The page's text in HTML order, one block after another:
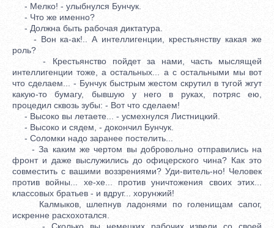
- Мелко! - улыбнулся Бунчук.
- Что же именно?
- Должна быть рабочая диктатура.
- Вон ка-ак!.. А интеллигенции, крестьянству какая же
роль?
- Крестьянство пойдет за нами, часть мыслящей
интеллигенции тоже, а остальных... а с остальными мы вот
что сделаем... - Бунчук быстрым жестом скрутил в тугой жгут
какую-то бумагу, бывшую у него в руках, потряс ею,
процедил сквозь зубы: - Вот что сделаем!
- Высоко вы летаете... - усмехнулся Листницкий.
- Высоко и сядем, - докончил Бунчук.
- Соломки надо заранее постелить...
- За каким же чертом вы добровольно отправились на
фронт и даже выслужились до офицерского чина? Как это
совместить с вашими воззрениями? Уди-витель-но! Человек
против войны... хе-хе... против уничтожения своих этих...
классовых братьев - и вдруг... хорунжий!
Калмыков, шлепнув ладонями по голенищам сапог,
искренне расхохотался.
- Сколько вы немецких рабочих извели со своей